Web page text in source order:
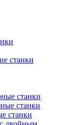
станки
станки
станки
станки